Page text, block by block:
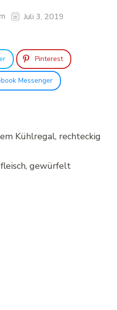
Juli 3, 2019
Pinterest
Messenger
Kühlregal, rechteckig
gewürfelt